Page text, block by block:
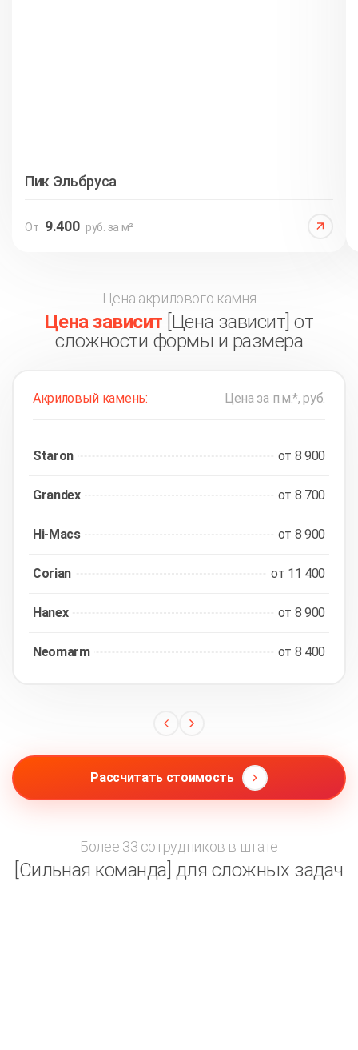
Пик Эльбруса
От 9.400 руб. за м²
Цена акрилового камня
Цена зависит [Цена зависит] от
сложности формы и размера
Акриловый камень: Цена за п.м.*, руб.
Staron от 8 900
Grandex от 8 700
Hi-Macs от 8 900
Corian от 11 400
Hanex от 8 900
Neomarm от 8 400
Рассчитать стоимость
Более 33 сотрудников в штате
[Сильная команда] для сложных задач